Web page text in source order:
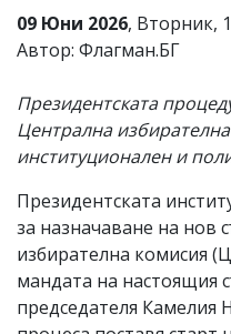
не
носи
отговорност
тях!
Ако
откриете
обиден
вас
коментар,
моля
сигнализирайте
ни!
09 Юни 2026, Вторник,
Автор: Флагман.БГ
Президентската
Централна
институционален и
Президентската
за назначаване на нов
избирателна комисия
мандата на настоящия
председателя Камелия